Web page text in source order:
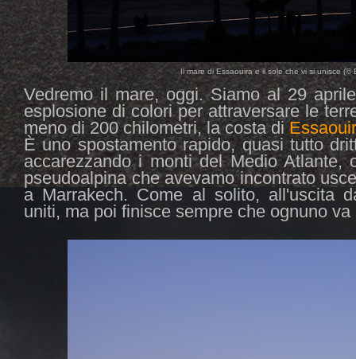
Il mare di Essaouira e il sole che vi si unisce
Vedremo il mare, oggi. Siamo al 29
esplosione di colori per attraversare le
meno di 200 chilometri, la costa di
È uno spostamento rapido, quasi tutto
accarezzando i monti del Medio
pseudoalpina che avevamo incontrato
a Marrakech. Come al solito, all'uscita
uniti, ma poi finisce sempre che ognuno